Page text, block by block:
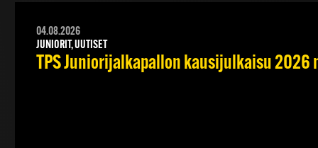
04.08.2026
JUNIORIT, UUTISET
TPS Juniorijalkapallon kausijulkaisu 2026